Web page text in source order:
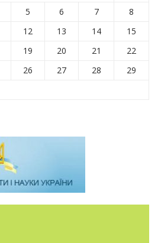
5 6 7
8
12 13 14
15
19 20 21
22
26 27 28
29